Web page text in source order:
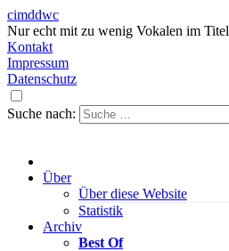
cimddwc
Nur echt mit zu wenig Vokalen im Titel
Kontakt
Impressum
Datenschutz
Suche nach:
Über
Über diese Website
Statistik
Archiv
Best Of